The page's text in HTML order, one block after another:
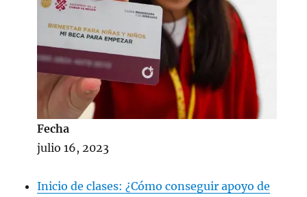
Fecha
julio 16, 2023
Inicio de clases: ¿Cómo conseguir apoyo de